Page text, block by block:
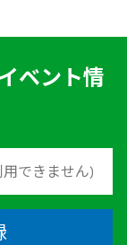
ベント情